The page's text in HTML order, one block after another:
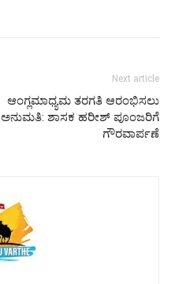
Next article
ಆಂಗ್ಲಮಾಧ್ಯಮ ತರಗತಿ ಆರಂಭಿಸಲು
ಅನುಮತಿ: ಶಾಸಕ ಹರೀಶ್‌ ಪೂಂಜರಿಗೆ
ಗೌರವಾರ್ಪಣೆ